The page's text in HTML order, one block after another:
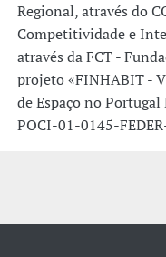
Regional, através do
Competitividade e
através da FCT -
projeto «FINHABIT -
de Espaço no
POCI-01-0145-